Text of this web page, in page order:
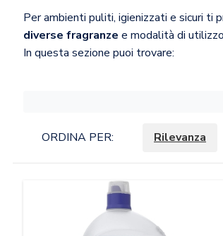
Per ambienti puliti, igienizzati e sicuri ti
diverse fragranze e modalità di
In questa sezione puoi trovare:
ORDINA PER: Rilevanza